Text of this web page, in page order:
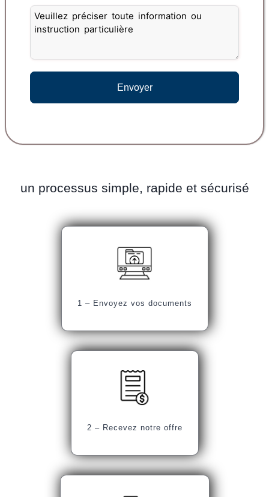
Envoyer
un processus simple, rapide et sécurisé
1 – Envoyez vos documents
2 – Recevez notre offre